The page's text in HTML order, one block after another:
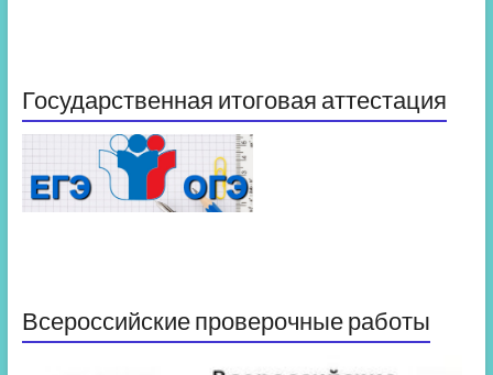
Государственная итоговая аттестация
Всероссийские проверочные работы